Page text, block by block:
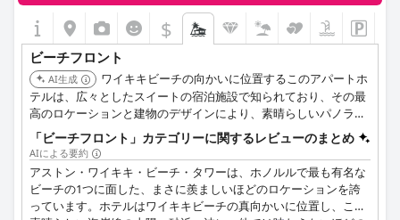
$
ビーチフロント
AI生成
ワイキキビーチの向かいに位置するこのアパートホ
テルは、広々としたスイートの宿泊施設で知られており、その最
高のロケーションと建物のデザインにより、素晴らしいパノラマ
の海の景色を提供します。
「ビーチフロント」カテゴリーに関するレビューのまとめ
AIによる要約
アストン・ワイキキ・ビーチ・タワーは、ホノルルで最も有名な
ビーチの1つに面した、まさに羨ましいほどのロケーションを誇
っています。ホテルはワイキキビーチの真向かいに位置し、この